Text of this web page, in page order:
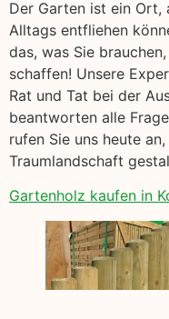
Der Garten ist ein Ort,
Alltags entfliehen
das, was Sie
schaffen! Unsere
Rat und Tat bei der
beantworten alle
rufen Sie uns heute
Traumlandschaft
Gartenholz kaufen in